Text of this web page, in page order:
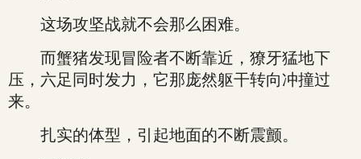
这场攻坚战就不会那么困难。
而蟹猪发现冒险者不断靠近，獠牙猛地下
压，六足同时发力，它那庞然躯干转向冲撞过
来。
扎实的体型，引起地面的不断震颤。